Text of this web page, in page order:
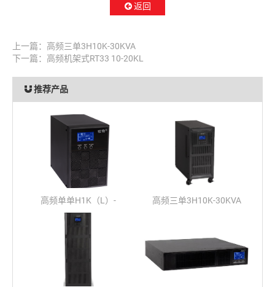
返回
上一篇： 高频三单3H10K-30KVA
下一篇： 高频机架式RT33 10-20KL
推荐产品
高频单单H1K（L）-
H10K(L)
高频三单3H10K-30KVA